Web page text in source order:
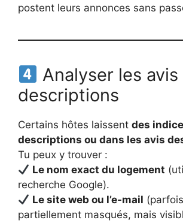
postent leurs annonces sans
Analyser les
descriptions
Certains hôtes laissent des
descriptions ou dans les avis
Tu peux y trouver :
Le nom exact du logement
recherche Google).
Le site web ou l’e-mail (parfois
partiellement masqués, mais